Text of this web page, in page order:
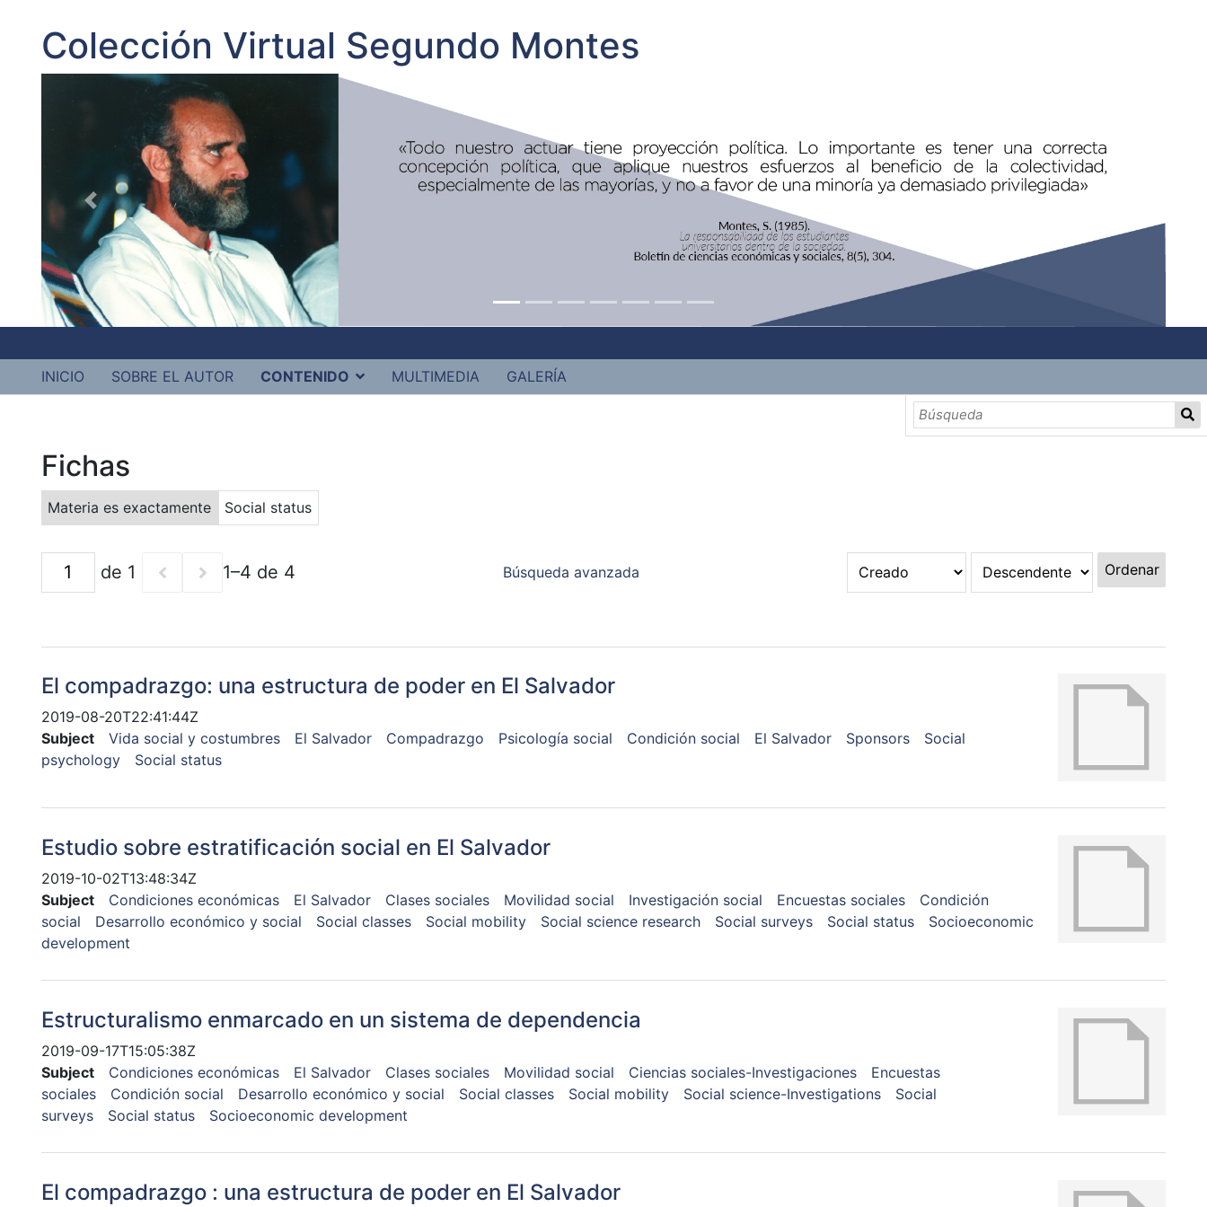
Colección Virtual Segundo Montes
INICIO SOBRE EL AUTOR CONTENIDO MULTIMEDIA GALERÍA
Fichas
Materia es exactamente Social status
de 1 1–4 de 4 Búsqueda avanzada Ordenar
El compadrazgo: una estructura de poder en El Salvador
2019-08-20T22:41:44Z
Subject
Vida social y costumbres El Salvador Compadrazgo Psicología social Condición social El Salvador Sponsors
Social
psychology
Social status
Estudio sobre estratificación social en El Salvador
2019-10-02T13:48:34Z
Subject
Condiciones económicas El Salvador Clases sociales Movilidad social Investigación social Encuestas sociales
Condición
social
Desarrollo económico y social Social classes Social mobility Social science research Social surveys Social status
Socioeconomic
development
Estructuralismo enmarcado en un sistema de dependencia
2019-09-17T15:05:38Z
Subject
Condiciones económicas El Salvador Clases sociales Movilidad social Ciencias sociales-Investigaciones
Encuestas
sociales
Condición social Desarrollo económico y social Social classes Social mobility Social science-Investigations
Social
surveys
Social status Socioeconomic development
El compadrazgo : una estructura de poder en El Salvador